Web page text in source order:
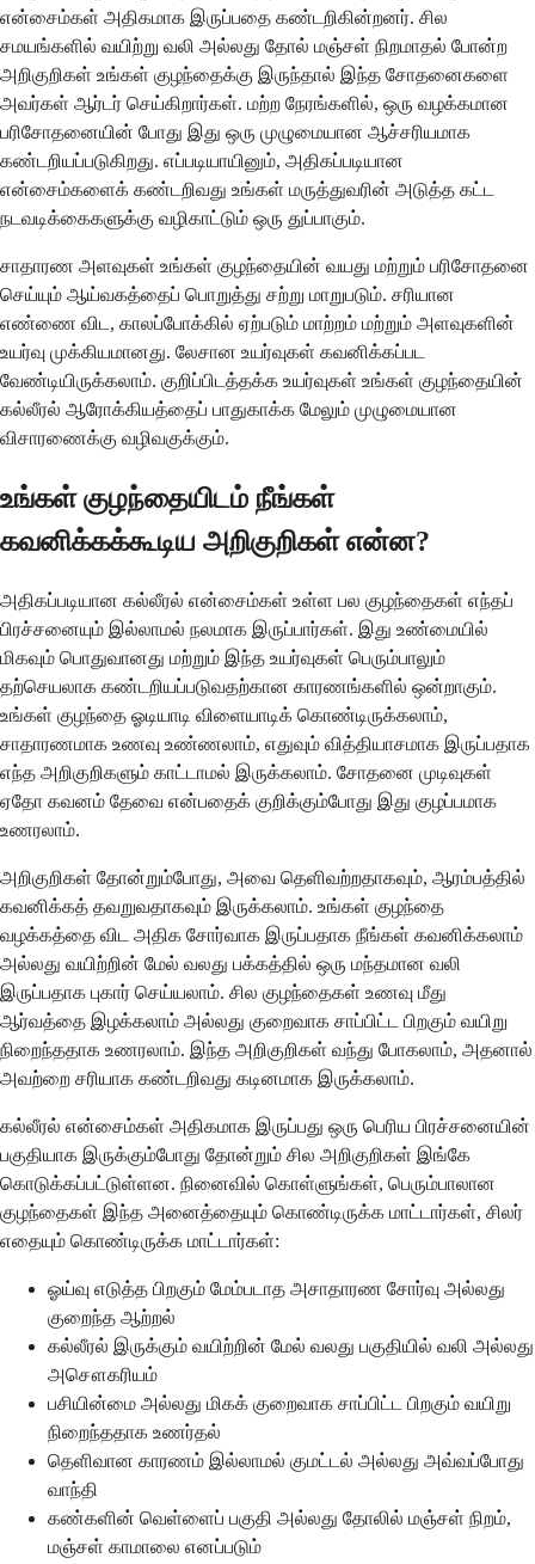
என்சைம்கள் அதிகமாக இருப்பதை கண்டறிகின்றனர். சில
சமயங்களில் வயிற்று வலி அல்லது தோல் மஞ்சள் நிறமாதல் போன்ற
அறிகுறிகள் உங்கள் குழந்தைக்கு இருந்தால் இந்த சோதனைகளை
அவர்கள் ஆர்டர் செய்கிறார்கள். மற்ற நேரங்களில், ஒரு வழக்கமான
பரிசோதனையின் போது இது ஒரு முழுமையான ஆச்சரியமாக
கண்டறியப்படுகிறது. எப்படியாயினும், அதிகப்படியான
என்சைம்களைக் கண்டறிவது உங்கள் மருத்துவரின் அடுத்த கட்ட
நடவடிக்கைகளுக்கு வழிகாட்டும் ஒரு துப்பாகும்.
சாதாரண அளவுகள் உங்கள் குழந்தையின் வயது மற்றும் பரிசோதனை
செய்யும் ஆய்வகத்தைப் பொறுத்து சற்று மாறுபடும். சரியான
எண்ணை விட, காலப்போக்கில் ஏற்படும் மாற்றம் மற்றும் அளவுகளின்
உயர்வு முக்கியமானது. லேசான உயர்வுகள் கவனிக்கப்பட
வேண்டியிருக்கலாம். குறிப்பிடத்தக்க உயர்வுகள் உங்கள் குழந்தையின்
கல்லீரல் ஆரோக்கியத்தைப் பாதுகாக்க மேலும் முழுமையான
விசாரணைக்கு வழிவகுக்கும்.
உங்கள் குழந்தையிடம் நீங்கள்
கவனிக்கக்கூடிய அறிகுறிகள் என்ன?
அதிகப்படியான கல்லீரல் என்சைம்கள் உள்ள பல குழந்தைகள் எந்தப்
பிரச்சனையும் இல்லாமல் நலமாக இருப்பார்கள். இது உண்மையில்
மிகவும் பொதுவானது மற்றும் இந்த உயர்வுகள் பெரும்பாலும்
தற்செயலாக கண்டறியப்படுவதற்கான காரணங்களில் ஒன்றாகும்.
உங்கள் குழந்தை ஓடியாடி விளையாடிக் கொண்டிருக்கலாம்,
சாதாரணமாக உணவு உண்ணலாம், எதுவும் வித்தியாசமாக இருப்பதாக
எந்த அறிகுறிகளும் காட்டாமல் இருக்கலாம். சோதனை முடிவுகள்
ஏதோ கவனம் தேவை என்பதைக் குறிக்கும்போது இது குழப்பமாக
உணரலாம்.
அறிகுறிகள் தோன்றும்போது, ​​அவை தெளிவற்றதாகவும், ஆரம்பத்தில்
கவனிக்கத் தவறுவதாகவும் இருக்கலாம். உங்கள் குழந்தை
வழக்கத்தை விட அதிக சோர்வாக இருப்பதாக நீங்கள் கவனிக்கலாம்
அல்லது வயிற்றின் மேல் வலது பக்கத்தில் ஒரு மந்தமான வலி
இருப்பதாக புகார் செய்யலாம். சில குழந்தைகள் உணவு மீது
ஆர்வத்தை இழக்கலாம் அல்லது குறைவாக சாப்பிட்ட பிறகும் வயிறு
நிறைந்ததாக உணரலாம். இந்த அறிகுறிகள் வந்து போகலாம், அதனால்
அவற்றை சரியாக கண்டறிவது கடினமாக இருக்கலாம்.
கல்லீரல் என்சைம்கள் அதிகமாக இருப்பது ஒரு பெரிய பிரச்சனையின்
பகுதியாக இருக்கும்போது தோன்றும் சில அறிகுறிகள் இங்கே
கொடுக்கப்பட்டுள்ளன. நினைவில் கொள்ளுங்கள், பெரும்பாலான
குழந்தைகள் இந்த அனைத்தையும் கொண்டிருக்க மாட்டார்கள், சிலர்
எதையும் கொண்டிருக்க மாட்டார்கள்:
ஓய்வு எடுத்த பிறகும் மேம்படாத அசாதாரண சோர்வு அல்லது
குறைந்த ஆற்றல்
கல்லீரல் இருக்கும் வயிற்றின் மேல் வலது பகுதியில் வலி அல்லது
அசௌகரியம்
பசியின்மை அல்லது மிகக் குறைவாக சாப்பிட்ட பிறகும் வயிறு
நிறைந்ததாக உணர்தல்
தெளிவான காரணம் இல்லாமல் குமட்டல் அல்லது அவ்வப்போது
வாந்தி
கண்களின் வெள்ளைப் பகுதி அல்லது தோலில் மஞ்சள் நிறம்,
மஞ்சள் காமாலை எனப்படும்